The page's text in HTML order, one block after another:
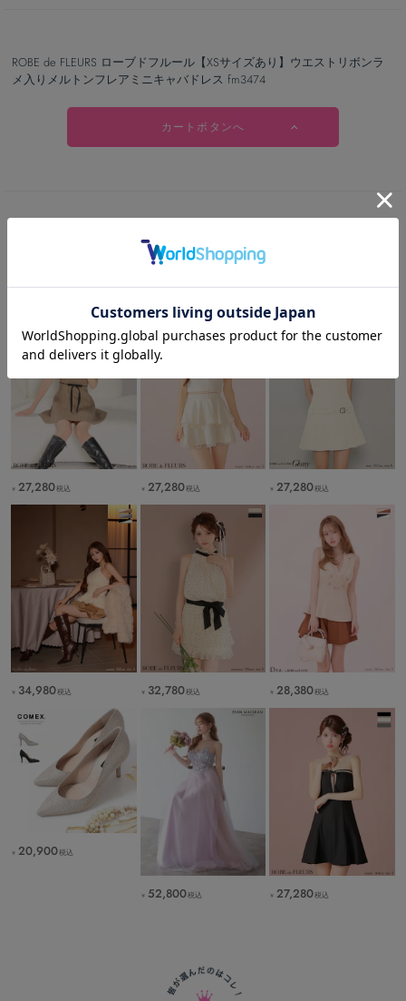
ROBE de FLEURS ローブドフルール【XSサイズあり】ウエストリボンラ
メ入りメルトンフレアミニキャバドレス fm3474
カートボタンへ
RECOMMEND
この商品を見た人は
￥ 27,280税込 ￥ 27,280税込 ￥ 27,280税込
￥ 34,980税込 ￥ 32,780税込 ￥ 28,380税込
￥ 20,900税込
￥ 52,800税込 ￥ 27,280税込